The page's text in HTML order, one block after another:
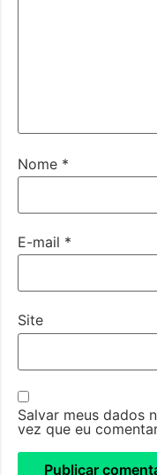
Nome *
E-mail *
Site
Salvar meus dados
vez que eu